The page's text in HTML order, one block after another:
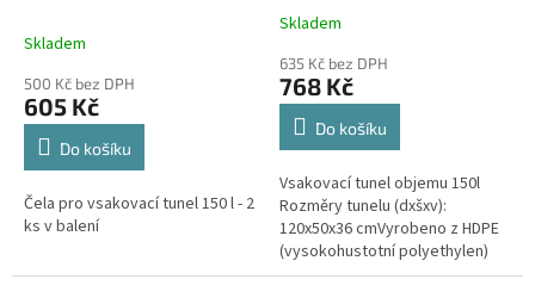
Skladem
500 Kč bez DPH
605 Kč
Do košíku
Čela pro vsakovací tunel 150 l - 2
ks v balení
Průměrné
produktu
je
4,6
hvězdiček.
Skladem
635 Kč bez DPH
768 Kč
Do košíku
Vsakovací tunel objemu 150l
Rozměry tunelu (dxšxv):
120x50x36 cmVyrobeno z HDPE
(vysokohustotní polyethylen)
Nosnost bloků až 3,5t - možno